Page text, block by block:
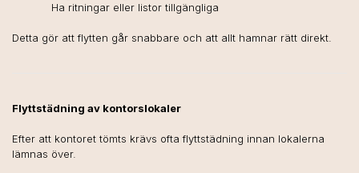
Ha ritningar eller listor tillgängliga
Detta gör att flytten går snabbare och att allt hamnar rätt direkt.
Flyttstädning av kontorslokaler
Efter att kontoret tömts krävs ofta flyttstädning innan lokalerna
lämnas över.